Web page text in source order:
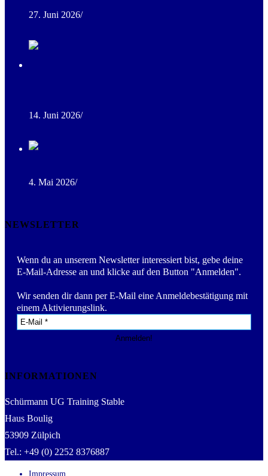
27. Juni 2026/
14. Juni 2026/
4. Mai 2026/
NEWSLETTER
Wenn du an unserem Newsletter interessiert bist, gebe deine
E-Mail-Adresse an und klicke auf den Button "Anmelden".
Wir senden dir dann per E-Mail eine Anmeldebestätigung mit
einem Aktivierungslink.
INFORMATIONEN
Schürmann UG Training Stable
Haus Boulig
53909 Zülpich
Tel.: +49 (0) 2252 8376887
Impressum